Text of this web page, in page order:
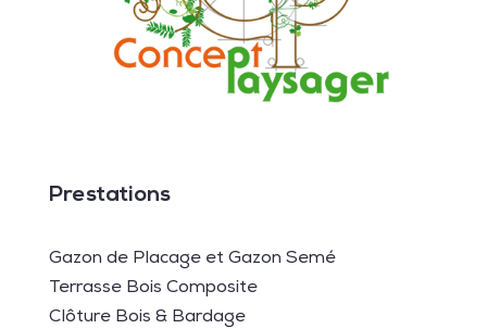
Prestations
Gazon de Placage et Gazon Semé
Terrasse Bois Composite
Clôture Bois & Bardage